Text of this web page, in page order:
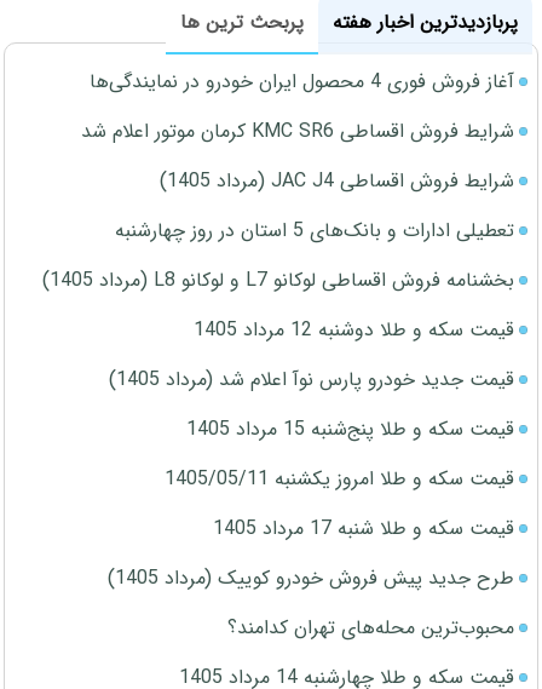
پربازدیدترین اخبار هفته
پربحث ترین ها
آغاز فروش فوری 4 محصول ایران خودرو در نمایندگی‌ها
شرایط فروش اقساطی KMC SR6 کرمان موتور اعلام شد
شرایط فروش اقساطی JAC J4 (مرداد 1405)
تعطیلی ادارات و بانک‌های 5 استان در روز چهارشنبه
بخشنامه فروش اقساطی لوکانو L7 و لوکانو L8 (مرداد 1405)
قیمت سکه و طلا دوشنبه 12 مرداد 1405
قیمت جدید خودرو پارس نوآ اعلام شد (مرداد 1405)
قیمت سکه و طلا پنج‌شنبه 15 مرداد 1405
قیمت سکه و طلا امروز یکشنبه 1405/05/11
قیمت سکه و طلا شنبه 17 مرداد 1405
طرح جدید پیش فروش خودرو کوییک (مرداد 1405)
محبوب‌ترین محله‌های تهران کدامند؟
قیمت سکه و طلا چهارشنبه 14 مرداد 1405